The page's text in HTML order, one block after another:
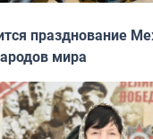
празднование
мира